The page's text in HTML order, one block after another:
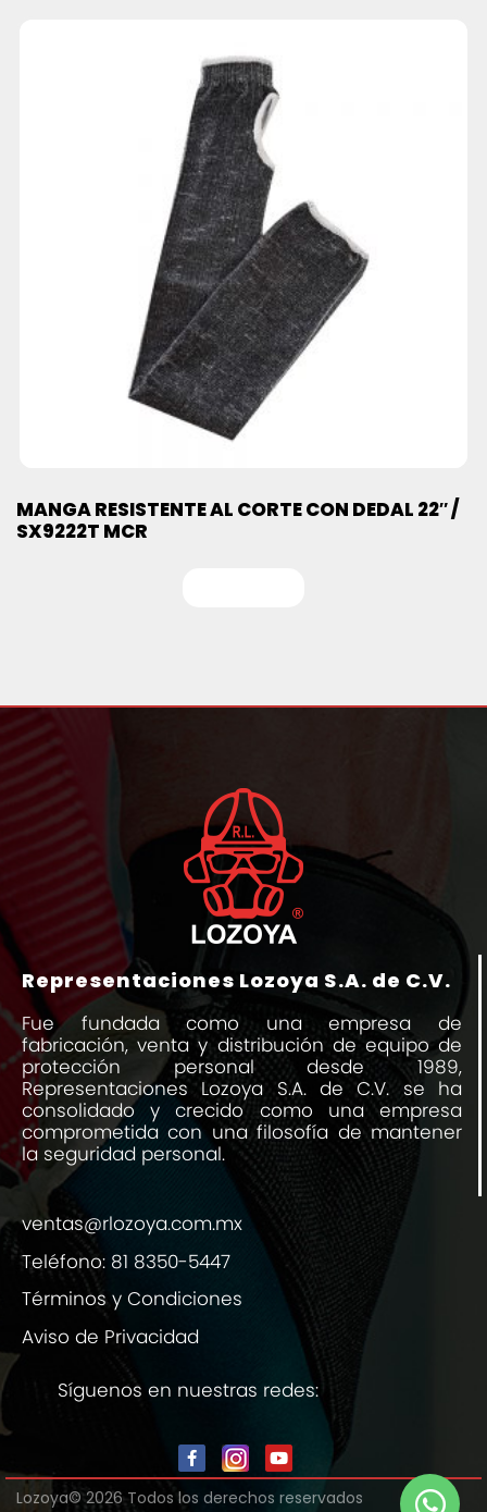
MANGA RESISTENTE AL CORTE CON DEDAL 22″ /
SX9222T MCR
Representaciones Lozoya S.A. de C.V.
Fue fundada como una empresa de
fabricación, venta y distribución de equipo de
protección personal desde 1989,
Representaciones Lozoya S.A. de C.V. se ha
consolidado y crecido como una empresa
comprometida con una filosofía de mantener
la seguridad personal.
ventas@rlozoya.com.mx
Teléfono: 81 8350-5447
Términos y Condiciones
Aviso de Privacidad
Síguenos en nuestras redes:
Lozoya© 2026 Todos los derechos reservados